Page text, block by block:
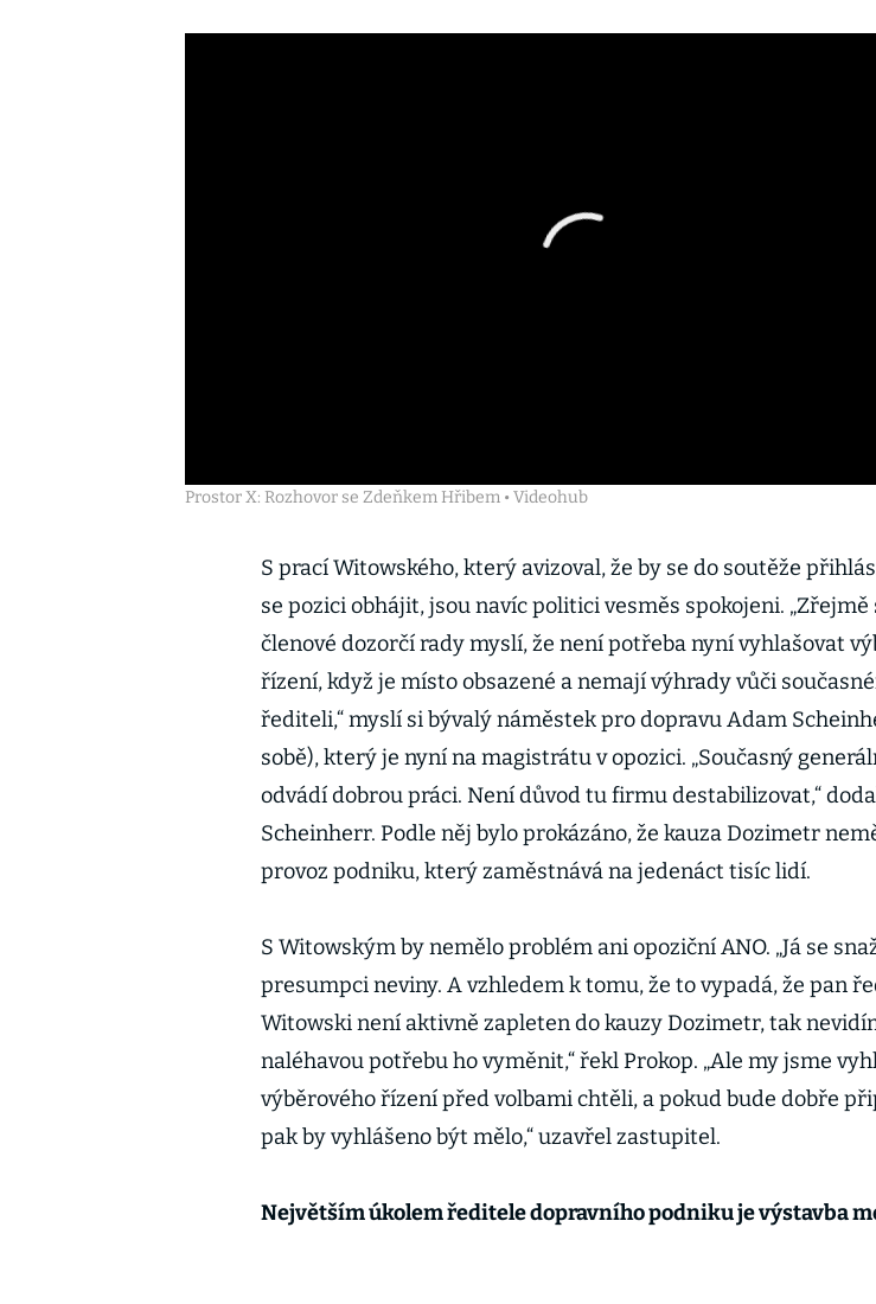
Prostor X: Rozhovor se Zdeňkem Hřibem • Videohub
S prací Witowského, který avizoval, že by se do soutěže
se pozici obhájit, jsou navíc politici vesměs spokojeni. „Zřejmě
členové dozorčí rady myslí, že není potřeba nyní vyhlašovat
řízení, když je místo obsazené a nemají výhrady vůči
řediteli,“ myslí si bývalý náměstek pro dopravu Adam
sobě), který je nyní na magistrátu v opozici. „Současný
odvádí dobrou práci. Není důvod tu firmu destabilizovat,“
Scheinherr. Podle něj bylo prokázáno, že kauza Dozimetr
provoz podniku, který zaměstnává na jedenáct tisíc lidí.
S Witowským by nemělo problém ani opoziční ANO. „Já se
presumpci neviny. A vzhledem k tomu, že to vypadá, že pan
Witowski není aktivně zapleten do kauzy Dozimetr, tak
naléhavou potřebu ho vyměnit,“ řekl Prokop. „Ale my jsme
výběrového řízení před volbami chtěli, a pokud bude dobře
pak by vyhlášeno být mělo,“ uzavřel zastupitel.
Největším úkolem ředitele dopravního podniku je výstavba